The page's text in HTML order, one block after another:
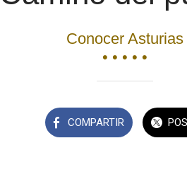
Conocer Asturias
• • • • •
COMPARTIR